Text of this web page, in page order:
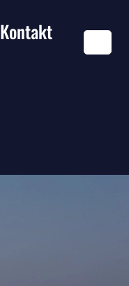
Kontakt